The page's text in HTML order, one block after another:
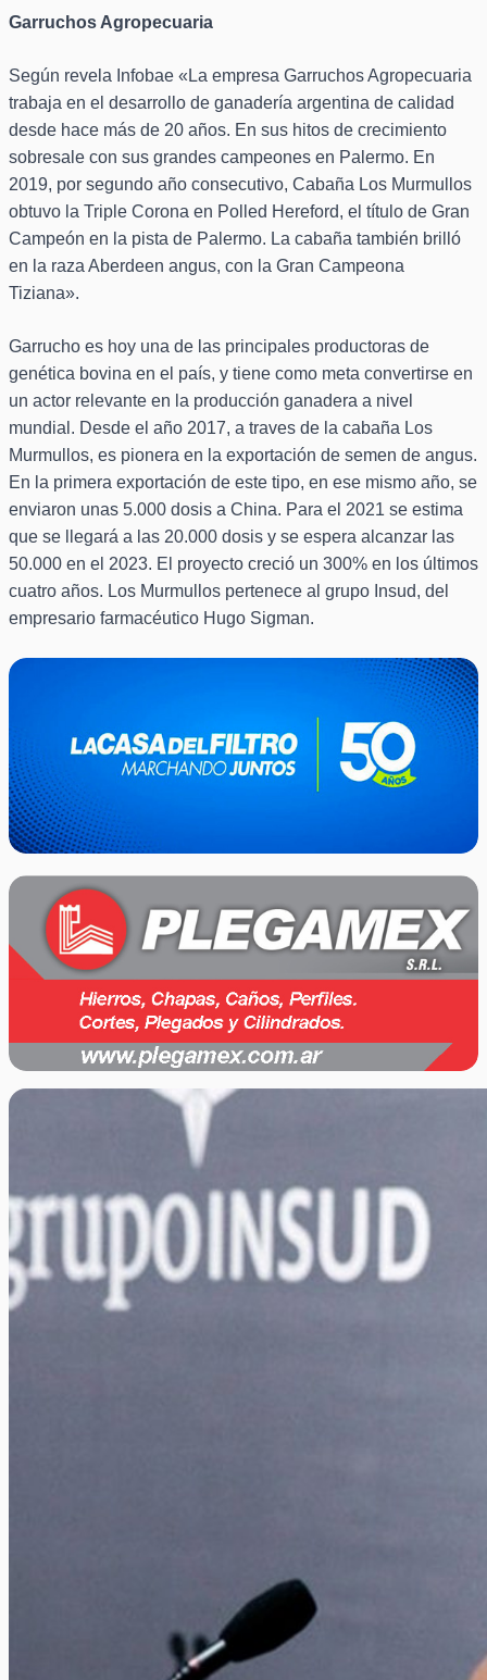
Garruchos Agropecuaria
Según revela Infobae «La empresa Garruchos Agropecuaria
trabaja en el desarrollo de ganadería argentina de calidad
desde hace más de 20 años. En sus hitos de crecimiento
sobresale con sus grandes campeones en Palermo. En
2019, por segundo año consecutivo, Cabaña Los Murmullos
obtuvo la Triple Corona en Polled Hereford, el título de Gran
Campeón en la pista de Palermo. La cabaña también brilló
en la raza Aberdeen angus, con la Gran Campeona
Tiziana».
Garrucho es hoy una de las principales productoras de
genética bovina en el país, y tiene como meta convertirse en
un actor relevante en la producción ganadera a nivel
mundial. Desde el año 2017, a traves de la cabaña Los
Murmullos, es pionera en la exportación de semen de angus.
En la primera exportación de este tipo, en ese mismo año, se
enviaron unas 5.000 dosis a China. Para el 2021 se estima
que se llegará a las 20.000 dosis y se espera alcanzar las
50.000 en el 2023. El proyecto creció un 300% en los últimos
cuatro años. Los Murmullos pertenece al grupo Insud, del
empresario farmacéutico Hugo Sigman.